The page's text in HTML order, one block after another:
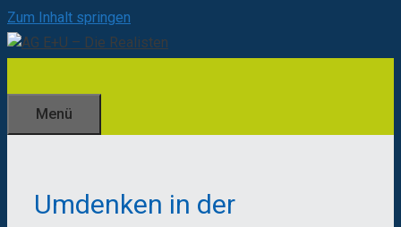
Zum Inhalt springen
Menü
Umdenken in der